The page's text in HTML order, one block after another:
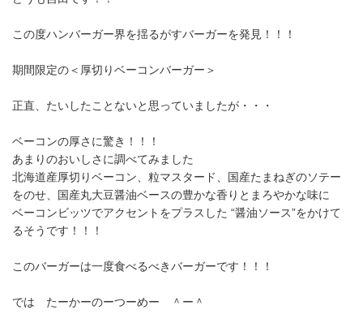
この度ハンバーガー界を揺るがすバーガーを発見！！！
期間限定の＜厚切りベーコンバーガー＞
正直、たいしたことないと思っていましたが・・・
ベーコンの厚さに驚き！！！
あまりのおいしさに調べてみました
北海道産厚切りベーコン、粒マスタード、国産たまねぎのソテー
をのせ、国産丸大豆醤油ベースの豊かな香りとまろやかな味に
ベーコンビッツでアクセントをプラスした “醤油ソース”をかけて
るそうです！！！
このバーガーは一度食べるべきバーガーです！！！
では たーかーのーつーめー ＾ー＾